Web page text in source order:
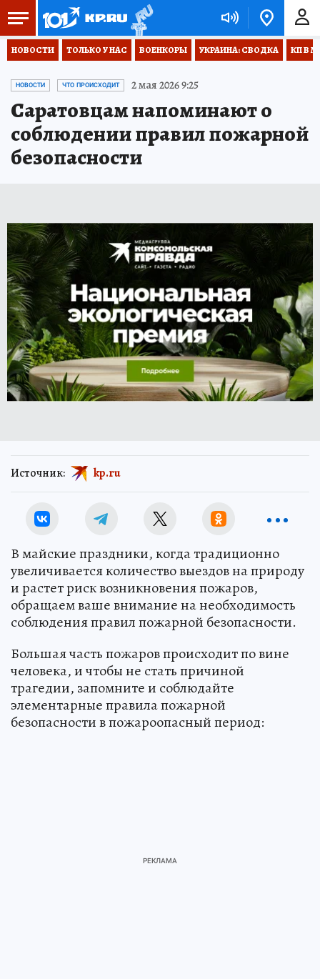
НОВОСТИ ТОЛЬКО У НАС ВОЕНКОРЫ УКРАИНА: СВОДКА КП В
НОВОСТИ ЧТО ПРОИСХОДИТ 2 мая 2026 9:25
Саратовцам напоминают о
соблюдении правил пожарной
безопасности
Источник: kp.ru
В майские праздники, когда традиционно
увеличивается количество выездов на природу
и растет риск возникновения пожаров,
обращаем ваше внимание на необходимость
соблюдения правил пожарной безопасности.
Большая часть пожаров происходит по вине
человека, и чтобы не стать причиной
трагедии, запомните и соблюдайте
элементарные правила пожарной
безопасности в пожароопасный период: